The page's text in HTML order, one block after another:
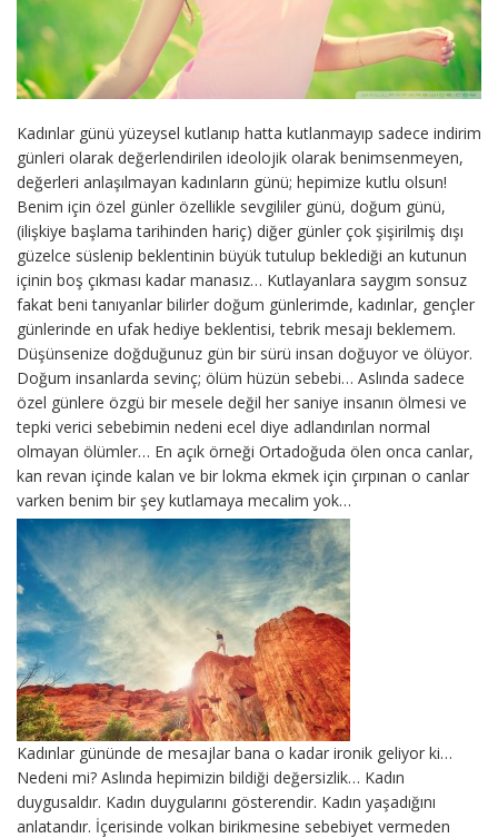
Kadınlar günü yüzeysel kutlanıp hatta kutlanmayıp sadece indirim
günleri olarak değerlendirilen ideolojik olarak benimsenmeyen,
değerleri anlaşılmayan kadınların günü; hepimize kutlu olsun!
Benim için özel günler özellikle sevgililer günü, doğum günü,
(ilişkiye başlama tarihinden hariç) diğer günler çok şişirilmiş dışı
güzelce süslenip beklentinin büyük tutulup beklediği an kutunun
içinin boş çıkması kadar manasız… Kutlayanlara saygım sonsuz
fakat beni tanıyanlar bilirler doğum günlerimde, kadınlar, gençler
günlerinde en ufak hediye beklentisi, tebrik mesajı beklemem.
Düşünsenize doğduğunuz gün bir sürü insan doğuyor ve ölüyor.
Doğum insanlarda sevinç; ölüm hüzün sebebi… Aslında sadece
özel günlere özgü bir mesele değil her saniye insanın ölmesi ve
tepki verici sebebimin nedeni ecel diye adlandırılan normal
olmayan ölümler… En açık örneği Ortadoğuda ölen onca canlar,
kan revan içinde kalan ve bir lokma ekmek için çırpınan o canlar
varken benim bir şey kutlamaya mecalim yok…
Kadınlar gününde de mesajlar bana o kadar ironik geliyor ki…
Nedeni mi? Aslında hepimizin bildiği değersizlik… Kadın
duygusaldır. Kadın duygularını gösterendir. Kadın yaşadığını
anlatandır. İçerisinde volkan birikmesine sebebiyet vermeden